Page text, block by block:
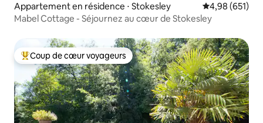
Appartement en résidence ⋅ Stokesley Évaluation
4,98 (651)
Mabel Cottage - Séjournez au cœur de Stokesley
Coups de cœur voyageurs les plus appréciés
Coup de cœur voyageurs